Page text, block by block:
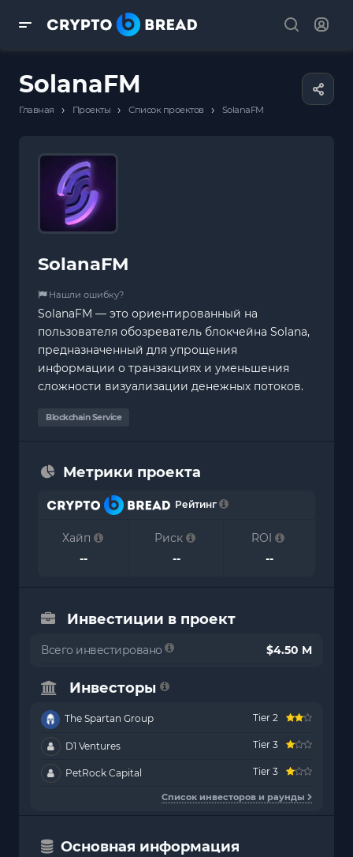
SolanaFM
Главная › Проекты › Список проектов › SolanaFM
SolanaFM
Нашли ошибку?
SolanaFM — это ориентированный на
пользователя обозреватель блокчейна Solana,
предназначенный для упрощения
информации о транзакциях и уменьшения
сложности визуализации денежных потоков.
Blockchain Service
Метрики проекта
Рейтинг
Хайп
--
Риск
--
ROI
--
Инвестиции в проект
Всего инвестировано $4.50 M
Инвесторы
The Spartan Group Tier 2
D1 Ventures Tier 3
PetRock Capital Tier 3
Список инвесторов и раунды
Основная информация